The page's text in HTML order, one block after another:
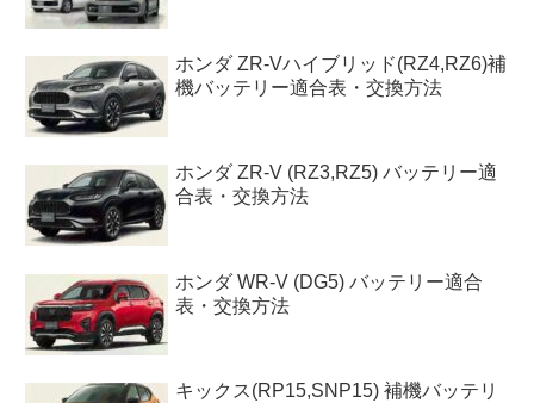
ホンダ ZR-Vハイブリッド(RZ4,RZ6)補
機バッテリー適合表・交換方法
ホンダ ZR-V (RZ3,RZ5) バッテリー適
合表・交換方法
ホンダ WR-V (DG5) バッテリー適合
表・交換方法
キックス(RP15,SNP15) 補機バッテリ